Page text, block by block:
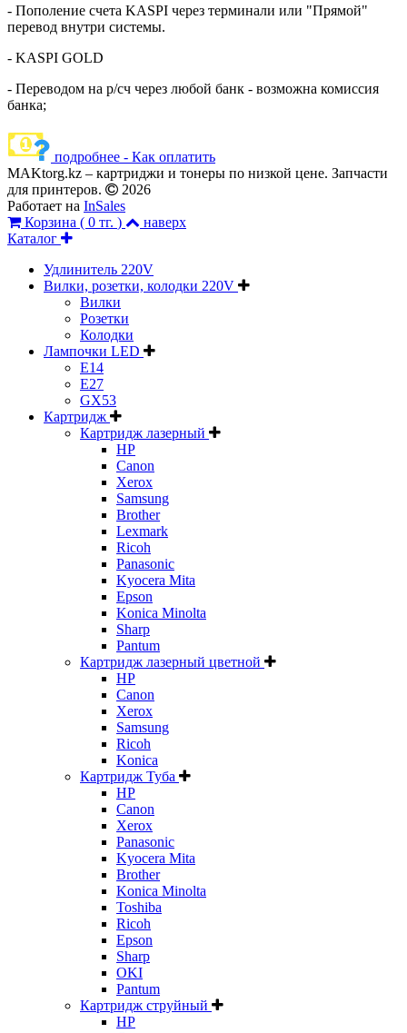
- Пополение счета KASPI через терминали или "Прямой"
перевод внутри системы.
- KASPI GOLD
- Переводом на р/сч через любой банк - возможна комиссия
банка;
подробнее - Как оплатить
MAKtorg.kz – картриджи и тонеры по низкой цене. Запчасти
для принтеров.
2026
Работает на InSales
Корзина ( 0 тг. )
наверх
Каталог
Удлинитель 220V
Вилки, розетки, колодки 220V
Вилки
Розетки
Колодки
Лампочки LED
E14
E27
GX53
Картридж
Картридж лазерный
HP
Canon
Xerox
Samsung
Brother
Lexmark
Ricoh
Panasonic
Kyocera Mita
Epson
Konica Minolta
Sharp
Pantum
Картридж лазерный цветной
HP
Canon
Xerox
Samsung
Ricoh
Konica
Картридж Туба
HP
Canon
Xerox
Panasonic
Kyocera Mita
Brother
Konica Minolta
Toshiba
Ricoh
Epson
Sharp
OKI
Pantum
Картридж струйный
HP